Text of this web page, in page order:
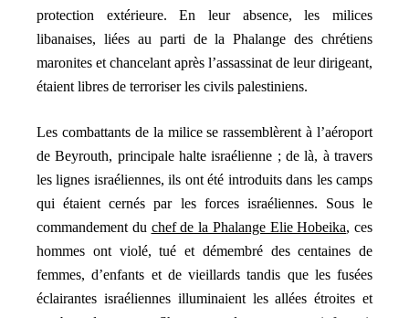
protection extérieure. En leur absence, les milices
libanaises, liées au parti de la Phalange des chrétiens
maronites et chancelant après l’assassinat de leur dirigeant,
étaient libres de terroriser les civils palestiniens.
Les combattants de la milice se rassemblèrent à l’aéroport
de Beyrouth, principale halte israélienne ; de là, à travers
les lignes israéliennes, ils ont été introduits dans les camps
qui étaient cernés par les forces israéliennes. Sous le
commandement du chef de la Phalange Elie Hobeika, ces
hommes ont violé, tué et démembré des centaines de
femmes, d’enfants et de vieillards tandis que les fusées
éclairantes israéliennes illuminaient les allées étroites et